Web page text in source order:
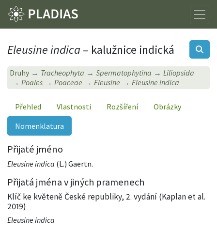
Eleusine indica– kalužnice indická
Druhy Tracheophyta Spermatophytina
Liliopsida
Poales
Poaceae Eleusine Eleusine indica
Přehled Vlastnosti Rozšíření
Obrázky
Nomenklatura
Přijaté jméno
Eleusine indica (L.) Gaertn.
Přijatá jména v jiných pramenech
Klíč ke květeně České republiky, 2. vydání (Kaplan et al.
2019)
Eleusine indica